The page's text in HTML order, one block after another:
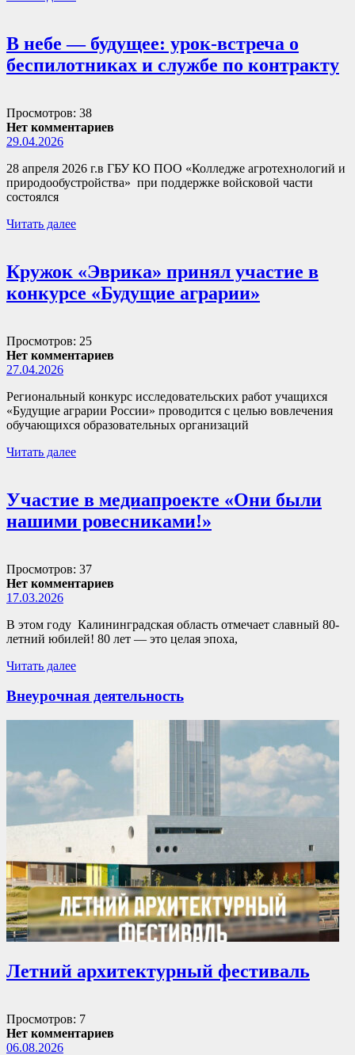
В небе — будущее: урок-встреча о
беспилотниках и службе по контракту
Просмотров: 38
Нет комментариев
29.04.2026
28 апреля 2026 г.в ГБУ КО ПОО «Колледже агротехнологий и
природообустройства» при поддержке войсковой части
состоялся
Читать далее
Кружок «Эврика» принял участие в
конкурсе «Будущие аграрии»
Просмотров: 25
Нет комментариев
27.04.2026
Региональный конкурс исследовательских работ учащихся
«Будущие аграрии России» проводится с целью вовлечения
обучающихся образовательных организаций
Читать далее
Участие в медиапроекте «Они были
нашими ровесниками!»
Просмотров: 37
Нет комментариев
17.03.2026
В этом году Калининградская область отмечает славный 80-
летний юбилей! 80 лет — это целая эпоха,
Читать далее
Внеурочная деятельность
Летний архитектурный фестиваль
Просмотров: 7
Нет комментариев
06.08.2026